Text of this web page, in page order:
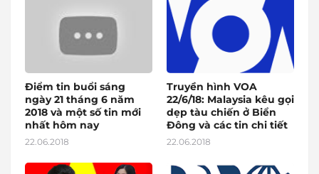
Điểm tin buổi sáng
ngày 21 tháng 6 năm
2018 và một số tin mới
nhất hôm nay
22.06.2018
Truyền hình VOA
22/6/18: Malaysia kêu gọi
dẹp tàu chiến ở Biển
Đông và các tin chi tiết
22.06.2018